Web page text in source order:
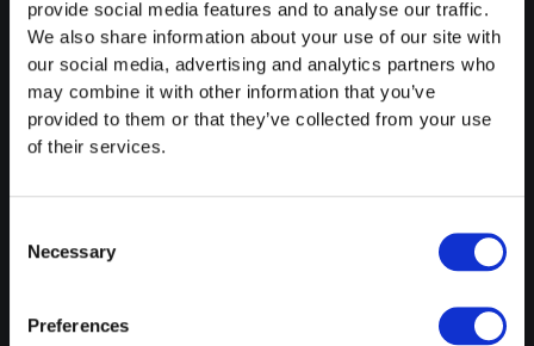
provide social media features and to analyse our traffic.
We also share information about your use of our site with
our social media, advertising and analytics partners who
may combine it with other information that you’ve
provided to them or that they’ve collected from your use
of their services.
Selection
Necessary
Preferences
So einfach geht's
Unsere Tipps
Preise
Sicherheit